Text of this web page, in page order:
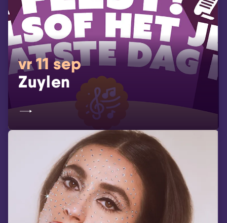
vr 11 sep
Zuylen